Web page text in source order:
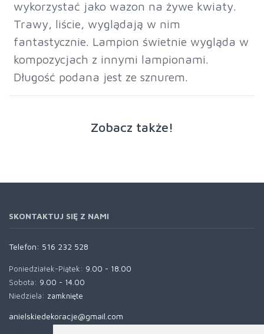
wykorzystać jako wazon na żywe kwiaty.
Trawy, liście, wyglądają w nim
fantastycznie. Lampion świetnie wygląda w
kompozycjach z innymi lampionami.
Długość podana jest ze sznurem.
Zobacz także!
SKONTAKTUJ SIĘ Z NAMI
Telefon: 516 232 528
Poniedziałek-Piątek: 9.00 - 18.00
Sobota: 9.00 - 14.00
Niedziela: zamknięte
anielskiedekoracje@gmail.com